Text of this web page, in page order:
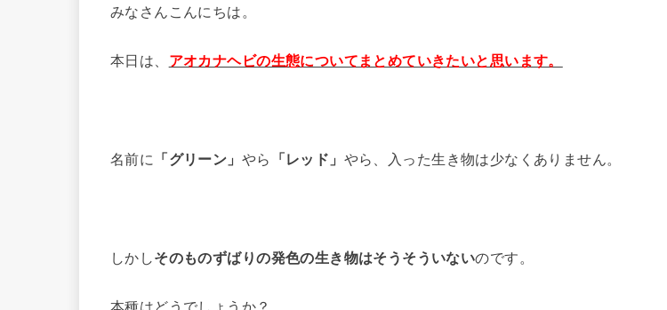
みなさんこんにちは。
本日は、 アオカナヘビの生態についてまとめていきたいと思います。
名前に 「グリーン」 やら 「レッド」 やら、入った生き物は少なくありません。
しかしそのものずばりの発色の生き物はそうそういないのです。
本種はどうでしょうか？